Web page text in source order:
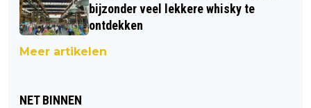
bijzonder veel lekkere whisky te
ontdekken
Meer artikelen
NET BINNEN